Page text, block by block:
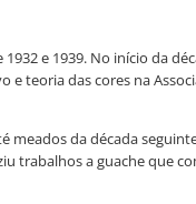
e 1939. No início da
teoria das cores na
meados da década
trabalhos a guache que